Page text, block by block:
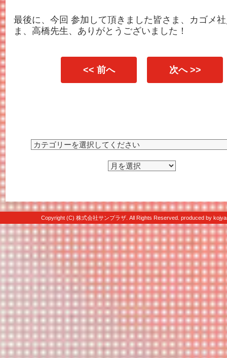
最後に、今回 参加して頂きました皆さま、カゴメ
ま、高橋先生、ありがとうございました！
<< 前へ 次へ >>
Copyright (C) 株式会社サンプラザ. All Rights Reserved. produced by